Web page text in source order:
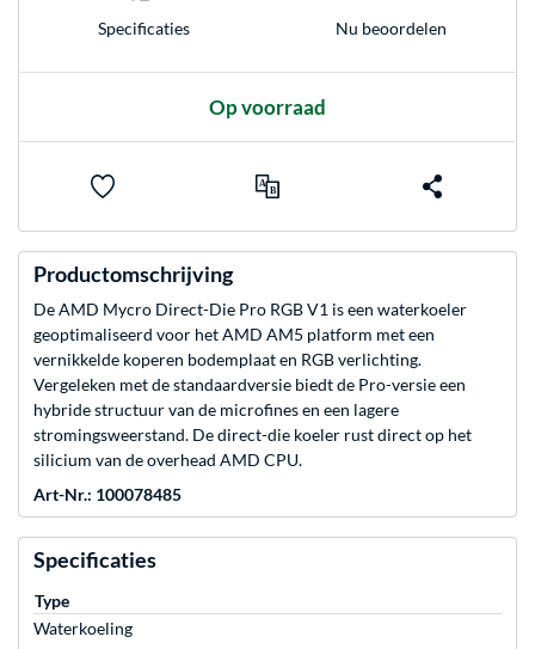
Specificaties Nu beoordelen
Op voorraad
Productomschrijving
De AMD Mycro Direct-Die Pro RGB V1 is een waterkoeler
geoptimaliseerd voor het AMD AM5 platform met een
vernikkelde koperen bodemplaat en RGB verlichting.
Vergeleken met de standaardversie biedt de Pro-versie een
hybride structuur van de microfines en een lagere
stromingsweerstand. De direct-die koeler rust direct op het
silicium van de overhead AMD CPU.
Art-Nr.: 100078485
Specificaties
Type
Waterkoeling